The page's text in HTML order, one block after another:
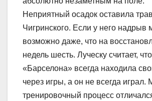
Неприятный осадок оставила
Чигринского. Если у него
возможно даже, что на
недель шесть. Луческу считает, что
«Барселона» всегда находила
через игры, а он не всегда играл.
тренировочный процесс